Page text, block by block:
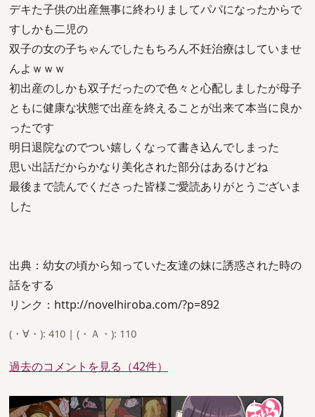
デキた子供の出産無事に終わりましてパパになったからで
すしかも二児の
双子の女の子ちゃんでしたもちろん不妊治療はしていませ
んよｗｗｗ
初出産のしかも双子だったので色々と心配しましたが母子
ともに健康な状態で出産を終えることが出来て本当に良か
ったです
明日退院なのでつい嬉しくなって書き込んでしまった
思い出話だからかなり美化された部分はあるけどね
最後まで読んでくださった皆様ご愛読ありがとうございま
した
出典：幼女の頃から知っていた友達の妹に誘惑された時の
話をする
リンク：http://novelhiroba.com/?p=892
(・∀・): 410 | (・Ａ・): 110
過去のコメントを見る（42件）